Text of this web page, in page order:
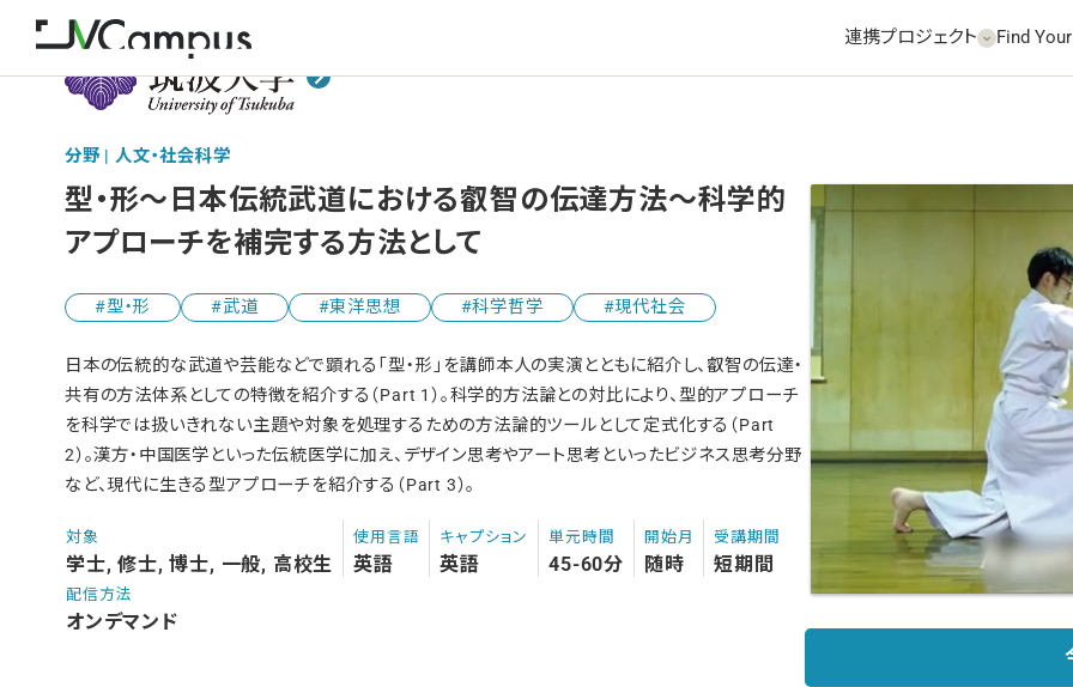
連携プロジェクト Find
分野 | 人文・社会科学
型・形～日本伝統武道における叡智の伝達方法～科学的
アプローチを補完する方法として
型・形 武道 東洋思想 科学哲学 現代社会
日本の伝統的な武道や芸能などで顕れる「型・形」を講師本人の実演とともに紹介し、叡智の伝達・
共有の方法体系としての特徴を紹介する（Part 1）。科学的方法論との対比により、型的アプローチ
を科学では扱いきれない主題や対象を処理するための方法論的ツールとして定式化する（Part
2）。漢方・中国医学といった伝統医学に加え、デザイン思考やアート思考といったビジネス思考分野
など、現代に生きる型アプローチを紹介する（Part 3）。
対象
学士, 修士, 博士, 一般, 高校生
使用言語
英語
キャプション
英語
単元時間
45-60分
開始月
随時
受講期間
短期間
配信方法
オンデマンド